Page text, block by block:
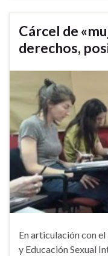
Cárcel de
derechos,
En articulación con
y Educación Sexual